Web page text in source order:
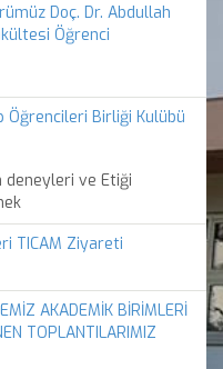
Doç. Dr. Abdullah
Öğrenci
Öğrencileri Birliği Kulübü
deneyleri ve Etiği
TICAM Ziyareti
AKADEMİK BİRİMLERİ
TOPLANTILARIMIZ